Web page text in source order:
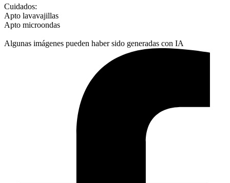
Cuidados:
Apto lavavajillas
Apto microondas
Algunas imágenes pueden haber sido generadas con IA